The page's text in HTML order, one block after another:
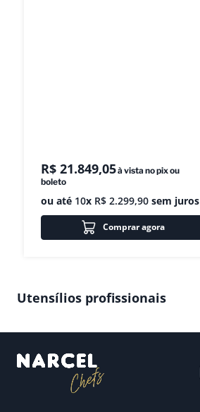
R$ 21.849,05à vista no pix ou
boleto
ou até 10x R$ 2.299,90 sem juros
Comprar agora
Utensílios profissionais